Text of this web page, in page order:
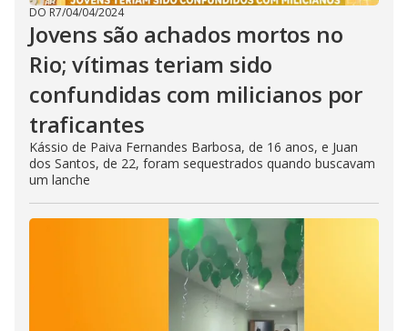
DO R7/04/04/2024
Jovens são achados mortos no
Rio; vítimas teriam sido
confundidas com milicianos por
traficantes
Kássio de Paiva Fernandes Barbosa, de 16 anos, e Juan
dos Santos, de 22, foram sequestrados quando buscavam
um lanche